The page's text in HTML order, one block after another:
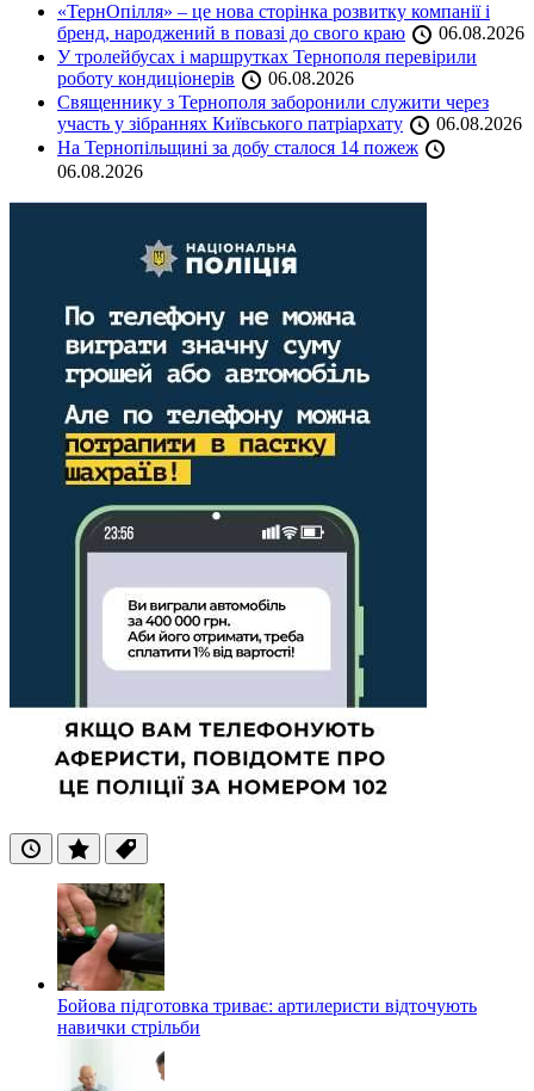
«ТернОпілля» – це нова сторінка розвитку компанії і
бренд, народжений в повазі до свого краю
06.08.2026
У тролейбусах і маршрутках Тернополя перевірили
роботу кондиціонерів
06.08.2026
Священнику з Тернополя заборонили служити через
участь у зібраннях Київського патріархату
06.08.2026
На Тернопільщині за добу сталося 14 пожеж
06.08.2026
ОстанніПопулярні
Теги
Бойова підготовка триває: артилеристи відточують
навички стрільби